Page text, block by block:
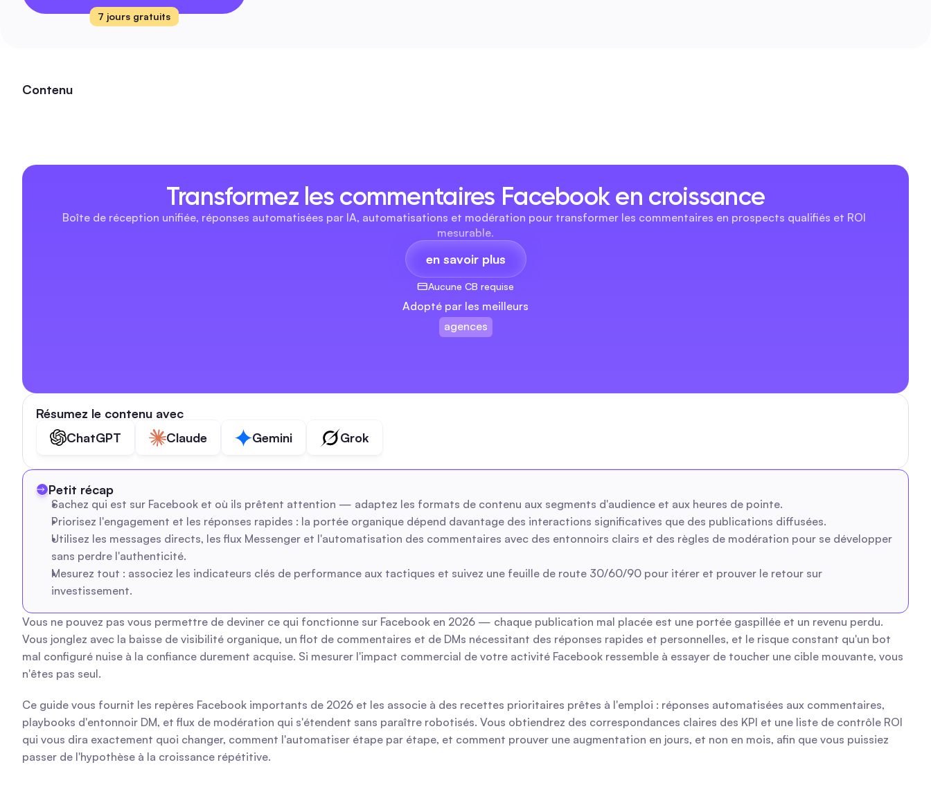
7 jours gratuits
Contenu
Résumez le contenu avec
ChatGPT
Claude Gemini Grok
Petit récap
Sachez qui est sur Facebook et où ils prêtent attention — adaptez les formats de contenu aux segments d'audience et aux heures de pointe.
Priorisez l'engagement et les réponses rapides : la portée organique dépend davantage des interactions significatives que des publications diffusées.
Utilisez les messages directs, les flux Messenger et l'automatisation des commentaires avec des entonnoirs clairs et des règles de modération pour se développer
sans perdre l'authenticité.
Mesurez tout : associez les indicateurs clés de performance aux tactiques et suivez une feuille de route 30/60/90 pour itérer et prouver le retour sur
investissement.
Vous ne pouvez pas vous permettre de deviner ce qui fonctionne sur Facebook en 2026 — chaque publication mal placée est une portée gaspillée et un revenu perdu.
Vous jonglez avec la baisse de visibilité organique, un flot de commentaires et de DMs nécessitant des réponses rapides et personnelles, et le risque constant qu'un bot
mal configuré nuise à la confiance durement acquise. Si mesurer l'impact commercial de votre activité Facebook ressemble à essayer de toucher une cible mouvante, vous
n'êtes pas seul.
Ce guide vous fournit les repères Facebook importants de 2026 et les associe à des recettes prioritaires prêtes à l'emploi : réponses automatisées aux commentaires,
playbooks d'entonnoir DM, et flux de modération qui s'étendent sans paraître robotisés. Vous obtiendrez des correspondances claires des KPI et une liste de contrôle ROI
qui vous dira exactement quoi changer, comment l'automatiser étape par étape, et comment prouver une augmentation en jours, et non en mois, afin que vous puissiez
passer de l'hypothèse à la croissance répétitive.
Transformez les commentaires Facebook en croissance
Boîte de réception unifiée, réponses automatisées par IA, automatisations et modération pour transformer les commentaires en prospects qualifiés et ROI
mesurable.
en savoir plus
Aucune CB requise
Adopté par les meilleurs
agences